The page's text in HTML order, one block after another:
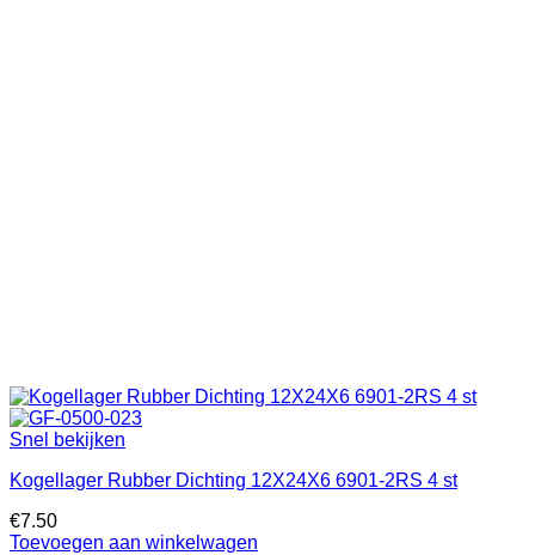
Snel bekijken
Kogellager Rubber Dichting 12X24X6 6901-2RS 4 st
€7.50
Toevoegen aan winkelwagen